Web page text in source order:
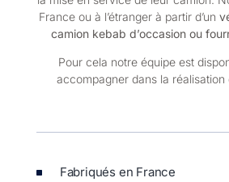
France ou à l’étranger à partir d’un
camion kebab d’occasion ou
Pour cela notre équipe est
accompagner dans la réalisation
Fabriqués en France